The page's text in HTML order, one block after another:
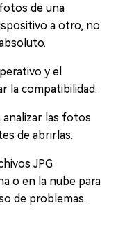
de una
a otro, no
y el
la compatibilidad.
las fotos
de abrirlas.
JPG
o en la nube para
de problemas.